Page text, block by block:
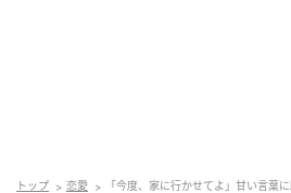
トップ 恋愛
「今度、家に行かせてよ」甘い言葉